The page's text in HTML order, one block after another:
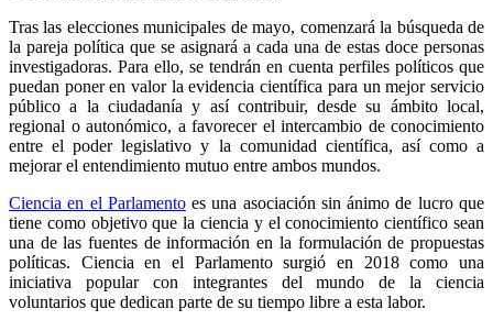
Tras las elecciones municipales de mayo, comenzará la búsqueda de
la pareja política que se asignará a cada una de estas doce personas
investigadoras. Para ello, se tendrán en cuenta perfiles políticos que
puedan poner en valor la evidencia científica para un mejor servicio
público a la ciudadanía y así contribuir, desde su ámbito local,
regional o autonómico, a favorecer el intercambio de conocimiento
entre el poder legislativo y la comunidad científica, así como a
mejorar el entendimiento mutuo entre ambos mundos.
Ciencia en el Parlamentoes una asociación sin ánimo de lucro que
tiene como objetivo que la ciencia y el conocimiento científico sean
una de las fuentes de información en la formulación de propuestas
políticas. Ciencia en el Parlamento surgió en 2018 como una
iniciativa popular con integrantes del mundo de la ciencia
voluntarios que dedican parte de su tiempo libre a esta labor.